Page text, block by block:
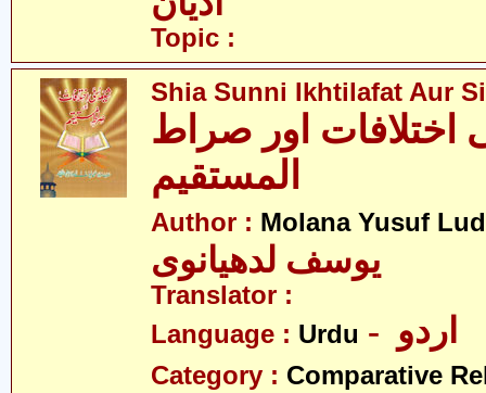
Topic :
Shia Sunni Ikhtilafat Aur
اور صراط
Author : Molana Yusuf
Translator :
Language : Urdu
Category : Comparative